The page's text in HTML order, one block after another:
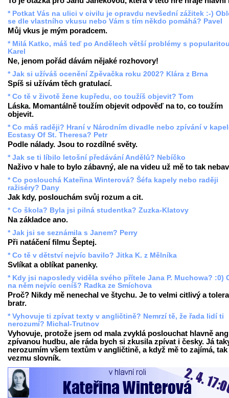
* Potkat Vás na ulici v civilu je opravdu nevšední zážitek :-)
se dle vlastního vkusu nebo Vám s tím někdo pomáhá? Pavel
Můj vkus je mým poradcem.
* Milá Katko, máš teď po Andělech větší problémy s
Karel
Ne, jenom pořád dávám nějaké rozhovory!
* Jak si užíváš ocenění Zpěvačka roku 2002? Klára z Brna
Spíš si užívám těch gratulací.
* Co tě v životě žene kupředu, co toužíš objevit? Tom
Láska. Momantálně toužím objevit odpověď na to, co toužím
objevit.
* Co máš raději? Hraní v Národním divadle nebo zpívání v
Ecstasy Of St. Theresa? Petr
Podle nálady. Jsou to rozdílné světy.
* Jak se ti líbilo letošní předávání Andělů? Nebíčko
Naživo v hale to bylo zábavný, ale na videu už mě to tak
* Co poslouchá Kateřina Winterová? Šéfa kapely nebo raději
ražiséry? Dany
Jak kdy, poslouchám svůj rozum a cit.
* Co škola? Byla jsi pilná studentka? Zuzka-Klatovy
Na základce ano.
* Jak jsi se seznámila s Janem? Perry
Při natáčení filmu Šeptej.
* Co tě v dětství nejvíc bavilo? Jitka K. z Mělníka
Svlíkat a oblíkat panenky.
* Kdy jsi naposledy viděla svého přítele Jana P. Muchowa? :0)
na něm nejvíc ceníš? Radka ze Smíchova
Proč? Nikdy mě nenechal ve štychu. Je to velmi citlivý a
bratr.
* Vyhovuje ti zpívat texty v angličtině? Nemrzí tě, že řada lidí ti
nerozumí? Michal-Trutnov
Vyhovuje, protože jsem od mala zvyklá poslouchat hlavně
zpívanou hudbu, ale ráda bych si zkusila zpívat i česky. Já
nerozumím všem textům v angličtině, a když mě to zajímá, tak
vezmu slovník.